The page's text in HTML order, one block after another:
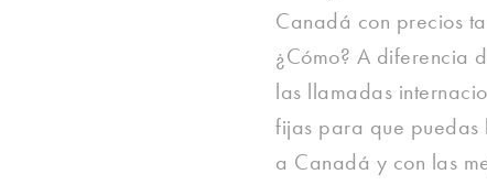
Canadá con precios
¿Cómo? A diferencia
las llamadas
fijas para que puedas
a Canadá y con las